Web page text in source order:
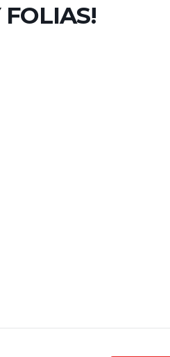
FOLIAS!